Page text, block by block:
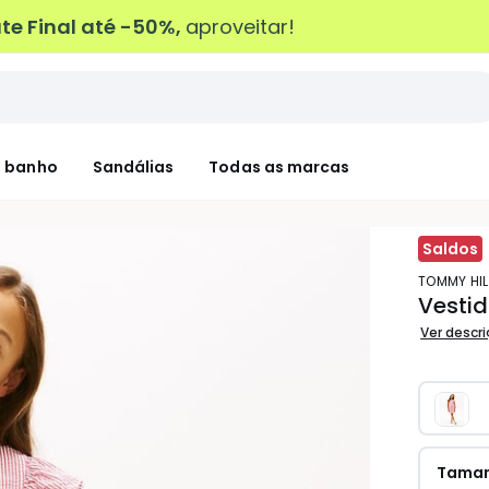
Final até -50%, aproveitar!
banho Sandálias Todas as marcas
Saldos
TOMMY
Ver